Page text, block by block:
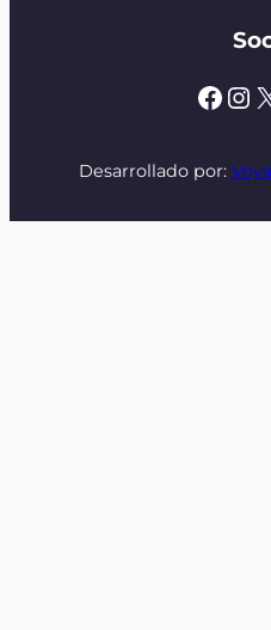
Facebook Instagram X
Desarrollado por: